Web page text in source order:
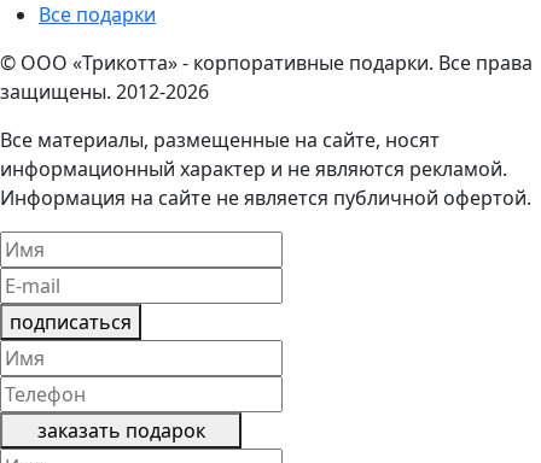
Все подарки
© ООО «Трикотта» - корпоративные подарки. Все права
защищены. 2012-2026
Все материалы, размещенные на сайте, носят
информационный характер и не являются рекламой.
Информация на сайте не является публичной офертой.
подписаться
заказать подарок